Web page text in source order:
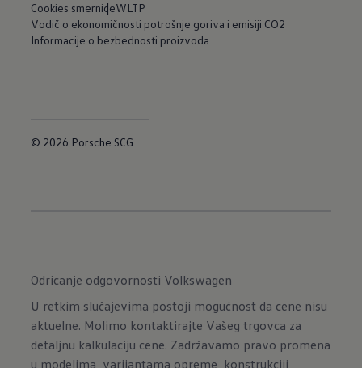
Cookies smerniceWLTP
Vodič o ekonomičnosti potrošnje goriva i emisiji CO2
Informacije o bezbednosti proizvoda
© 2026 Porsche SCG
Odricanje odgovornosti Volkswagen
U retkim slučajevima postoji mogućnost da cene nisu
aktuelne. Molimo kontaktirajte Vašeg trgovca za
detaljnu kalkulaciju cene. Zadržavamo pravo promena
u modelima, varijantama opreme, konstrukciji,